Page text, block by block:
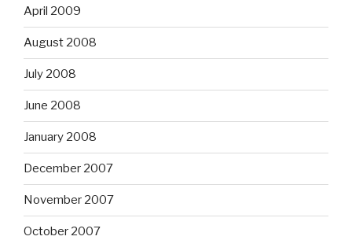
April 2009
August 2008
July 2008
June 2008
January 2008
December 2007
November 2007
October 2007